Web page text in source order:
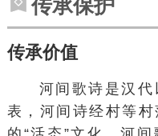
传承保护
传承价值
河间歌诗是汉
表，河间诗经村等村